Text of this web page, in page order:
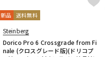
新品 送料無料
Steinberg
Dorico Pro 6 Crossgrade from Fi
nale (クロスグレード版)(ドリコプ